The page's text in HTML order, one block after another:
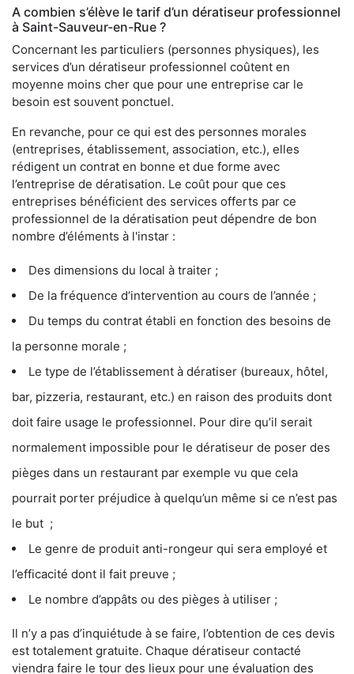
A combien s’élève le tarif d’un dératiseur professionnel
à Saint-Sauveur-en-Rue ?
Concernant les particuliers (personnes physiques), les
services d’un dératiseur professionnel coûtent en
moyenne moins cher que pour une entreprise car le
besoin est souvent ponctuel.
En revanche, pour ce qui est des personnes morales
(entreprises, établissement, association, etc.), elles
rédigent un contrat en bonne et due forme avec
l’entreprise de dératisation. Le coût pour que ces
entreprises bénéficient des services offerts par ce
professionnel de la dératisation peut dépendre de bon
nombre d’éléments à l'instar :
Des dimensions du local à traiter ;
De la fréquence d’intervention au cours de l’année ;
Du temps du contrat établi en fonction des besoins de
la personne morale ;
Le type de l’établissement à dératiser (bureaux, hôtel,
bar, pizzeria, restaurant, etc.) en raison des produits dont
doit faire usage le professionnel. Pour dire qu’il serait
normalement impossible pour le dératiseur de poser des
pièges dans un restaurant par exemple vu que cela
pourrait porter préjudice à quelqu’un même si ce n’est pas
le but ;
Le genre de produit anti-rongeur qui sera employé et
l’efficacité dont il fait preuve ;
Le nombre d’appâts ou des pièges à utiliser ;
Il n’y a pas d’inquiétude à se faire, l’obtention de ces devis
est totalement gratuite. Chaque dératiseur contacté
viendra faire le tour des lieux pour une évaluation des